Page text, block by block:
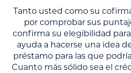
Tanto usted como su
por comprobar sus
confirma su elegibilidad
ayuda a hacerse una idea
préstamo para las que
Cuanto más sólido sea el